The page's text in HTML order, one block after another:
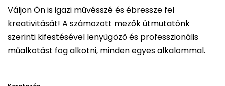
Váljon Ön is igazi művésszé és ébressze fel
kreativitását! A számozott mezők útmutatónk
szerinti kifestésével lenyűgöző és professzionális
műalkotást fog alkotni, minden egyes alkalommal.
ből
0,0
csillag.